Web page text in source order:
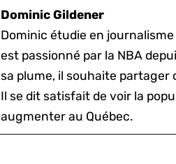
Dominic Gildener
Dominic étudie en
est passionné par la NBA
sa plume, il souhaite partager
Il se dit satisfait de voir la
augmenter au Québec.